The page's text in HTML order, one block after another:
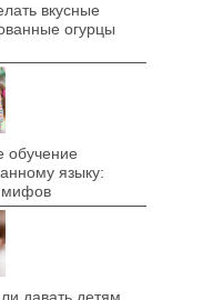
вкусные
огурцы
обучение
языку: